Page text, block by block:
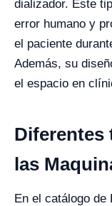
dializador. Este
error humano y
el paciente
Además, su
el espacio en
Diferentes
las
En el catálogo de